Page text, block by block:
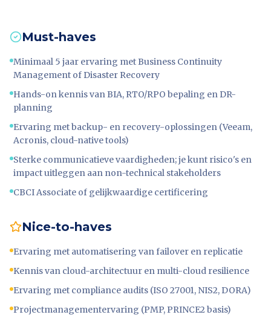
Must-haves
Minimaal 5 jaar ervaring met Business Continuity
Management of Disaster Recovery
Hands-on kennis van BIA, RTO/RPO bepaling en DR-
planning
Ervaring met backup- en recovery-oplossingen (Veeam,
Acronis, cloud-native tools)
Sterke communicatieve vaardigheden; je kunt risico's en
impact uitleggen aan non-technical stakeholders
CBCI Associate of gelijkwaardige certificering
Nice-to-haves
Ervaring met automatisering van failover en replicatie
Kennis van cloud-architectuur en multi-cloud resilience
Ervaring met compliance audits (ISO 27001, NIS2, DORA)
Projectmanagementervaring (PMP, PRINCE2 basis)